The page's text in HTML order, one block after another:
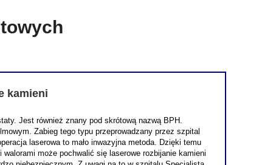
kamieni
Jest również znany pod skrótową nazwą BPH.
Zabieg tego typu przeprowadzany przez szpital
laserowa to mało inwazyjna metoda. Dzięki temu
może pochwalić się laserowe rozbijanie kamieni